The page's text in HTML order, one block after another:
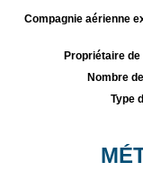
Compagnie aérienne
Propriétaire
Nombre
Type